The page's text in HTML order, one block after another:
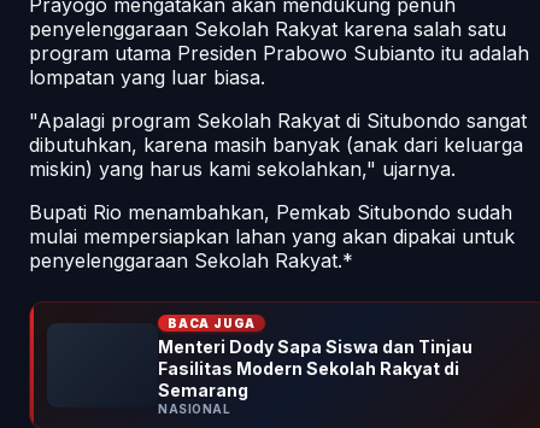
penyelenggaraan Sekolah Rakyat karena salah satu
program utama Presiden Prabowo Subianto itu adalah
lompatan yang luar biasa.
"Apalagi program Sekolah Rakyat di Situbondo sangat
dibutuhkan, karena masih banyak (anak dari keluarga
miskin) yang harus kami sekolahkan," ujarnya.
Bupati Rio menambahkan, Pemkab Situbondo sudah
mulai mempersiapkan lahan yang akan dipakai untuk
penyelenggaraan Sekolah Rakyat.*
BACA JUGA
Menteri Dody Sapa Siswa dan Tinjau
Fasilitas Modern Sekolah Rakyat di
Semarang
NASIONAL